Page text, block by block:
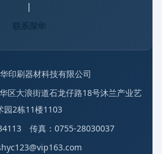
|
联系深华
印刷器材科技有限公司
区大浪街道石龙仔路18号沐兰产业艺
园2栋11楼1103
传真：0755-28030037